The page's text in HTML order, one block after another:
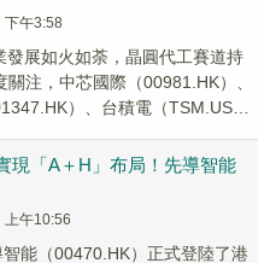
午3:58
發展如火如荼，晶圓代工賽道持
注，中芯國際（00981.HK）、
）、台積電（TSM.US）
現「A＋H」布局！先導智能
午10:56
能（00470.HK）正式登陸了港